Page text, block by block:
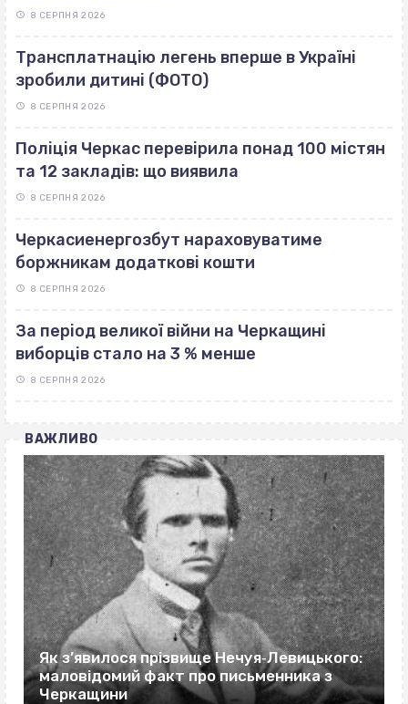
8 СЕРПНЯ 2026
Трансплатнацію легень вперше в Україні
зробили дитині (ФОТО)
8 СЕРПНЯ 2026
Поліція Черкас перевірила понад 100 містян
та 12 закладів: що виявила
8 СЕРПНЯ 2026
Черкасиенергозбут нараховуватиме
боржникам додаткові кошти
8 СЕРПНЯ 2026
За період великої війни на Черкащині
виборців стало на 3 % менше
8 СЕРПНЯ 2026
ВАЖЛИВО
Як з’явилося прізвище Нечуя‐Левицького:
маловідомий факт про письменника з
Черкащини